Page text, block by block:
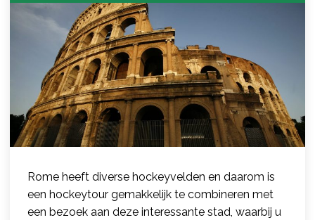
Rome heeft diverse hockeyvelden en daarom is
een hockeytour gemakkelijk te combineren met
een bezoek aan deze interessante stad, waarbij u